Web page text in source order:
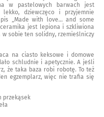
w pastelowych barwach jest
dziewczęco i przyjemnie
„Made with love... and some
jest lepiona i szkliwiona
sobie ten solidny, rzemieślniczy
na ciasto keksowe i domowe
schludnie i apetycznie. A jeśli
że taka baza robi robotę. To też
egzemplarz, więc nie trafia się
przekąsek